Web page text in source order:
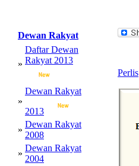
Dewan Rakyat
»
Daftar Dewan
Rakyat 2013
»
Dewan Rakyat
2013
»
Dewan Rakyat
2008
»
Dewan Rakyat
2004
Perlis